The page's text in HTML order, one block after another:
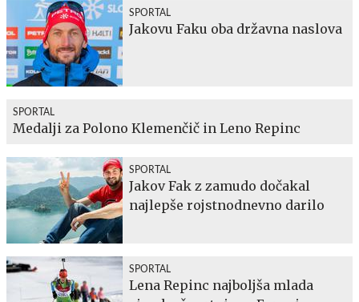
SPORTAL
Jakovu Faku oba državna naslova
SPORTAL
Medalji za Polono Klemenčič in Leno Repinc
SPORTAL
Jakov Fak z zamudo dočakal
najlepše rojstnodnevno darilo
SPORTAL
Lena Repinc najboljša mlada